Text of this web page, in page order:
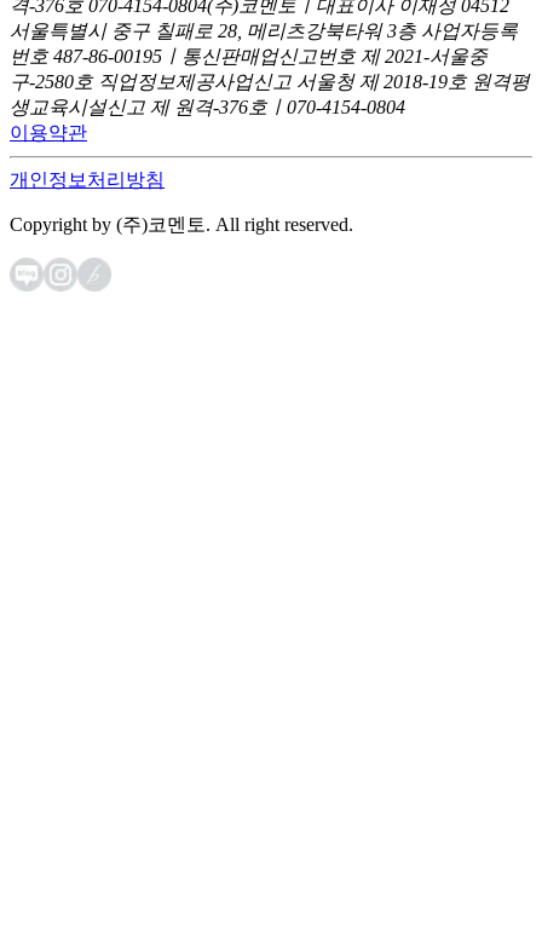
격-376호 070-4154-0804(주)코멘토ㅣ대표이사 이재성 04512
서울특별시 중구 칠패로 28, 메리츠강북타워 3층 사업자등록
번호 487-86-00195ㅣ통신판매업신고번호 제 2021-서울중
구-2580호 직업정보제공사업신고 서울청 제 2018-19호 원격평
생교육시설신고 제 원격-376호ㅣ070-4154-0804
이용약관
개인정보처리방침
Copyright by (주)코멘토. All right reserved.